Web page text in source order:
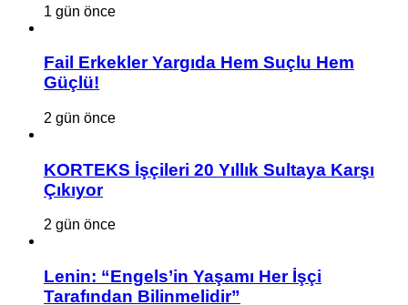
1 gün önce
Fail Erkekler Yargıda Hem Suçlu Hem
Güçlü!
2 gün önce
KORTEKS İşçileri 20 Yıllık Sultaya Karşı
Çıkıyor
2 gün önce
Lenin: “Engels’in Yaşamı Her İşçi
Tarafından Bilinmelidir”